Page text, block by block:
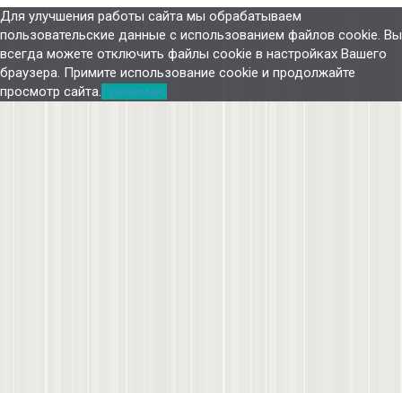
Для улучшения работы сайта мы обрабатываем
пользовательские данные с использованием файлов cookie. Вы
всегда можете отключить файлы cookie в настройках Вашего
браузера. Примите использование cookie и продолжайте
просмотр сайта.Принимаю